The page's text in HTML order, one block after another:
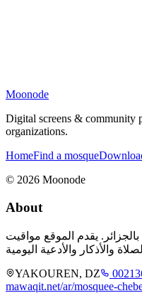
Moonode
Digital screens & community
organizations.
HomeFind a mosque
© 2026 Moonode
About
يقدم الموقع مواقيت
YAKOUREN, DZ
mawaqit.net/ar/mosquee-